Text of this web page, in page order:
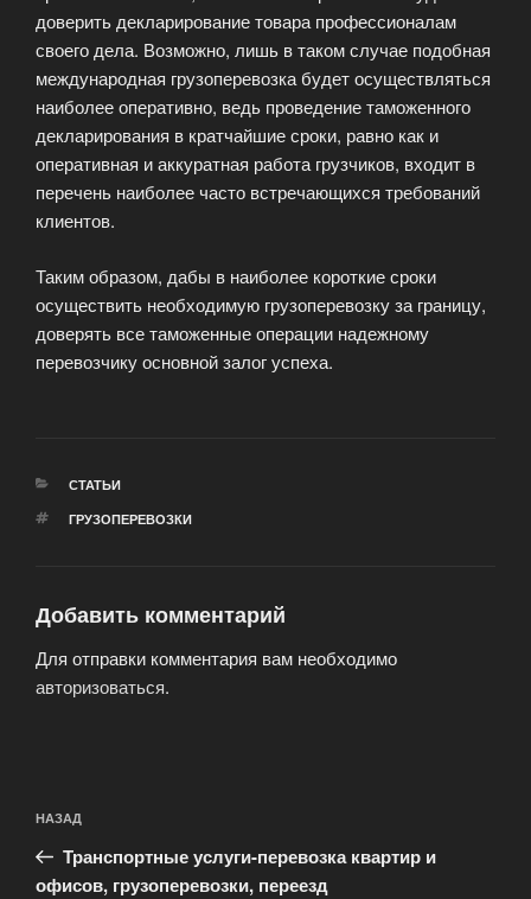
доверить декларирование товара профессионалам
своего дела. Возможно, лишь в таком случае подобная
международная грузоперевозка будет осуществляться
наиболее оперативно, ведь проведение таможенного
декларирования в кратчайшие сроки, равно как и
оперативная и аккуратная работа грузчиков, входит в
перечень наиболее часто встречающихся требований
клиентов.
Таким образом, дабы в наиболее короткие сроки
осуществить необходимую грузоперевозку за границу,
доверять все таможенные операции надежному
перевозчику основной залог успеха.
РУБРИКИ
СТАТЬИ
МЕТКИ
ГРУЗОПЕРЕВОЗКИ
Добавить комментарий
Для отправки комментария вам необходимо
авторизоваться.
по
записям
Предыдущая
запись:
НАЗАД
Транспортные услуги-перевозка квартир и
офисов, грузоперевозки, переезд